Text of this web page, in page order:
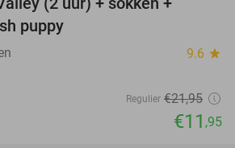
puppy
9.6 star
Regulier €21,95
€11 ,95